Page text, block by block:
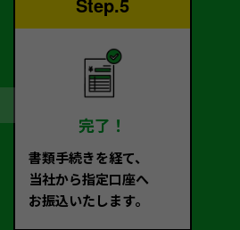
完了！
書類手続きを経て、
当社から指定口座へ
お振込いたします。